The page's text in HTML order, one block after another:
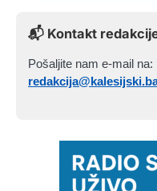
📬 Kontakt
Pošaljite nam e-mail na: